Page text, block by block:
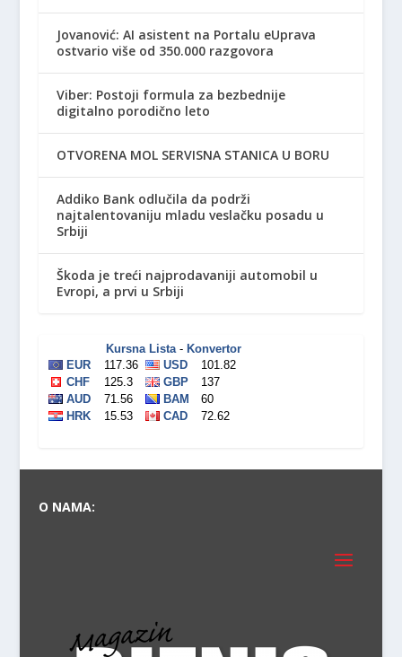
Jovanović: AI asistent na Portalu eUprava
ostvario više od 350.000 razgovora
Viber: Postoji formula za bezbednije
digitalno porodično leto
OTVORENA MOL SERVISNA STANICA U BORU
Addiko Bank odlučila da podrži
najtalentovaniju mladu veslačku posadu u
Srbiji
Škoda je treći najprodavaniji automobil u
Evropi, a prvi u Srbiji
O NAMA: